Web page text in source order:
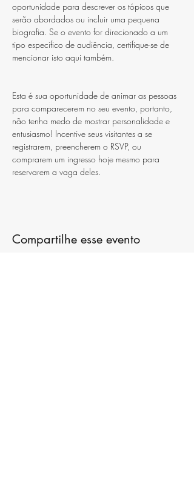
oportunidade para descrever os tópicos que
serão abordados ou incluir uma pequena
biografia. Se o evento for direcionado a um
tipo específico de audiência, certifique-se de
mencionar isto aqui também.
Esta é sua oportunidade de animar as pessoas
para comparecerem no seu evento, portanto,
não tenha medo de mostrar personalidade e
entusiasmo! Incentive seus visitantes a se
registrarem, preencherem o RSVP, ou
comprarem um ingresso hoje mesmo para
Compartilhe esse evento